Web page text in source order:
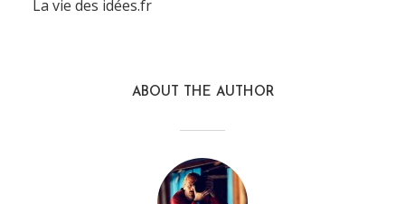
La vie des idées.fr
ABOUT THE AUTHOR